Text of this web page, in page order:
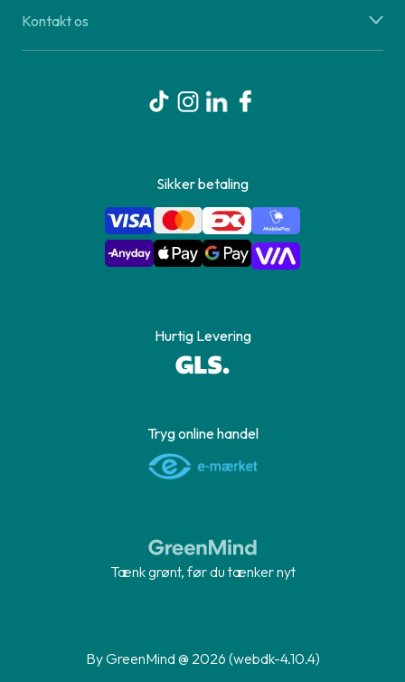
Kontakt os
Sikker betaling
Hurtig Levering
Tryg online handel
Tænk grønt, før du tænker nyt
By GreenMind @ 2026 (webdk-4.10.4)